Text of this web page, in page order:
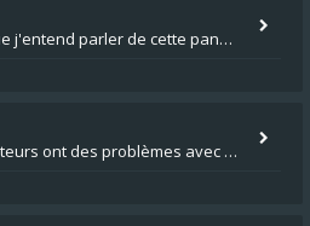
:surprised: première fois que j'entend parler de cette panne ,ta moto aurait été maraboutée? :pretre:
Bonjour à tous Si des utilisateurs ont des problèmes avec leur moto qui démarre plus, la mienne ne coupe plus :?: - Je